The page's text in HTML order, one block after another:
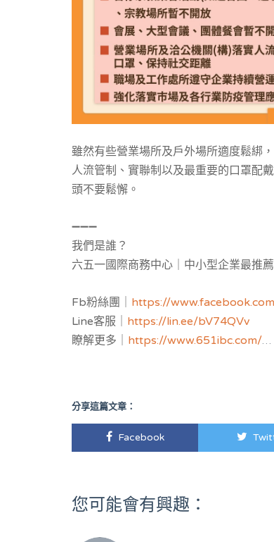
雖然有些營業場所及戶外場所適度鬆綁
人流管制、實聯制以及最重要的口罩配
頭不要鬆懈。
➖➖➖
我們是誰？
六五一國際商務中心｜中小型企業最推
地。
Fb粉絲團｜ https://
Line客服｜ https://lin.ee/bV74QVv
瞭解更多｜ https://www.651ibc.com/
分享這篇文章：
Facebook
您可能會有興趣：